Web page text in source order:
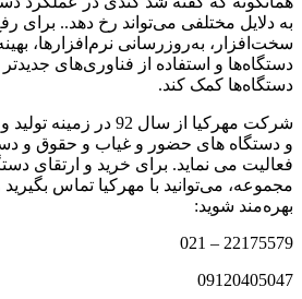
به دلایل مختلفی می‌تواند رخ دهد.. برای
سخت‌افزار، به‌روزرسانی نرم‌افزارها،
دستگاه‌ها و استفاده از فناوری‌های جدیدتر
دستگاه‌ها کمک کند.
شرکت مهرکیا از سال 92 در
و دستگاه های حضور و غیاب و حقوق و
فعالیت می نماید. برای خرید و ارتقای
مجموعه، می‌توانید با مهرکیا تماس
بهره‌مند شوید:
22175579 – 021
09120405047